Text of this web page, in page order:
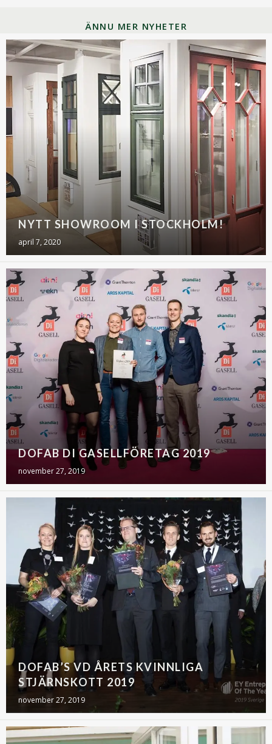
ÄNNU MER NYHETER
NYTT SHOWROOM I STOCKHOLM!
april 7, 2020
DOFAB DI GASELLFÖRETAG 2019
november 27, 2019
DOFAB’S VD ÅRETS KVINNLIGA
STJÄRNSKOTT 2019
november 27, 2019